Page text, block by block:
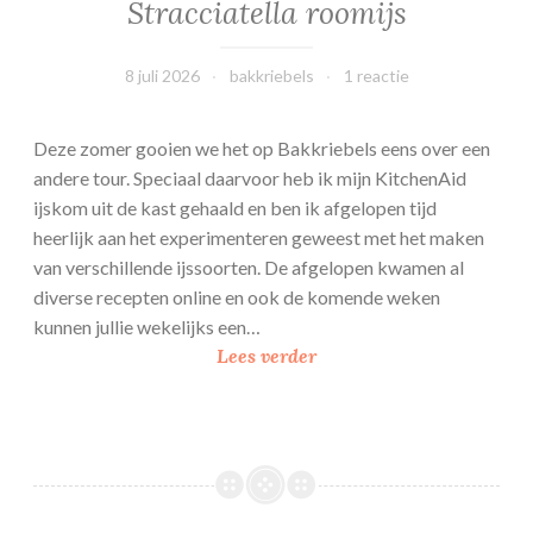
h
t
a
a
r
t
Stracciatella roomijs
8 juli 2026 bakkriebels 1 reactie
Deze zomer gooien we het op Bakkriebels eens over een
andere tour. Speciaal daarvoor heb ik mijn KitchenAid
ijskom uit de kast gehaald en ben ik afgelopen tijd
heerlijk aan het experimenteren geweest met het maken
van verschillende ijssoorten. De afgelopen kwamen al
diverse recepten online en ook de komende weken
kunnen jullie wekelijks een…
Lees verderS